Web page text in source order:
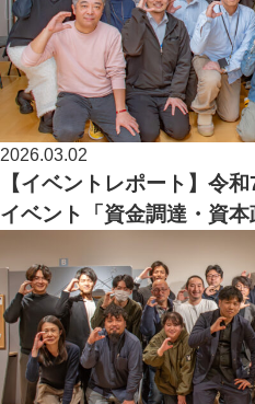
2026.03.02
【イベントレポート】令
イベント「資金調達・資本